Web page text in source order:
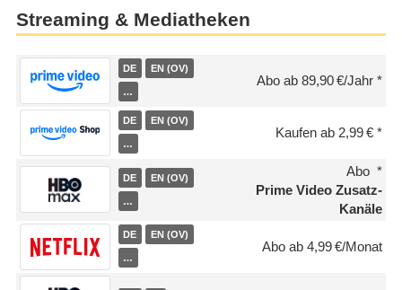
Streaming & Mediatheken
DE EN (OV)
…
Abo ab 89,90 €/Jahr
DE EN (OV)
…
Kaufen ab 2,99 €
DE EN (OV)
…
Abo
Prime Video Zusatz-
Kanäle
DE EN (OV)
…
Abo ab 4,99 €/Monat